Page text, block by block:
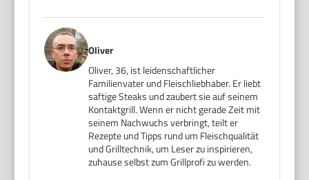
Oliver
Oliver, 36, ist leidenschaftlicher
Familienvater und Fleischliebhaber. Er liebt
saftige Steaks und zaubert sie auf seinem
Kontaktgrill. Wenn er nicht gerade Zeit mit
seinem Nachwuchs verbringt, teilt er
Rezepte und Tipps rund um Fleischqualität
und Grilltechnik, um Leser zu inspirieren,
zuhause selbst zum Grillprofi zu werden.